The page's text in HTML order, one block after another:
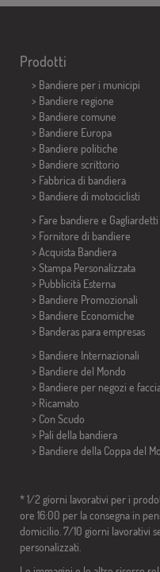
Prodotti
> Bandiere per i municipi
> Bandiere regione
> Bandiere comune
> Bandiere Europa
> Bandiere politiche
> Bandiere scrittorio
> Fabbrica di bandiera
> Bandiere di motociclisti
> Fare bandiere e Gagliardetti
> Fornitore di bandiere
> Acquista Bandiera
> Stampa Personalizzata
> Pubblicità Esterna
> Bandiere Promozionali
> Bandiere Economiche
> Banderas para empresas
> Bandiere Internazionali
> Bandiere del Mondo
> Bandiere per negozi e
> Ricamato
> Con Scudo
> Pali della bandiera
> Bandiere della Coppa del
* 1/2 giorni lavorativi per i
ore 16:00 per la consegna in
domicilio. 7/10 giorni lavorativi
personalizzati.